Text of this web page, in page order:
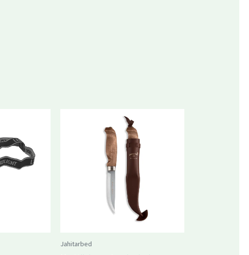
Jahitarbed